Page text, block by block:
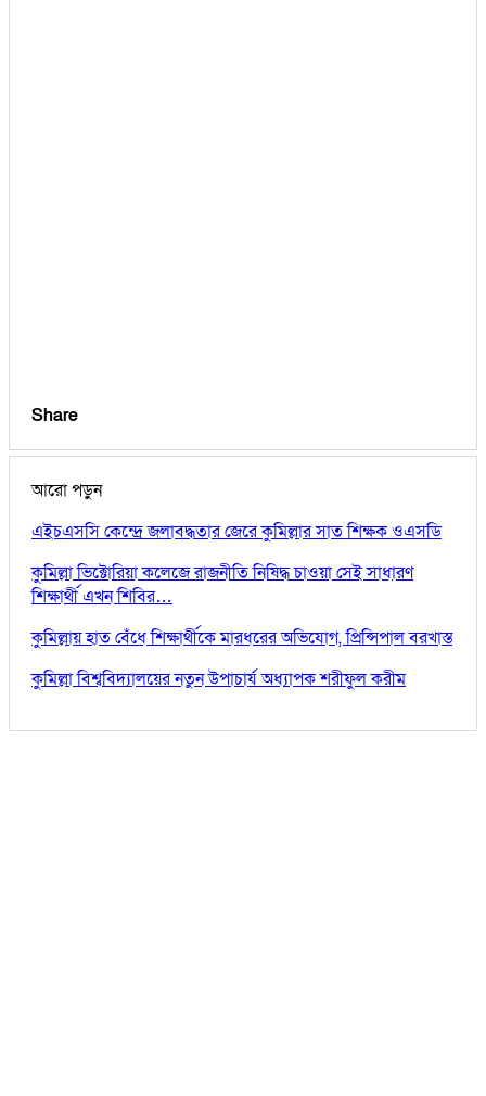
Share
আরো পড়ুন
এইচএসসি কেন্দ্রে জলাবদ্ধতার জেরে কুমিল্লার সাত শিক্ষক ওএসডি
কুমিল্লা ভিক্টোরিয়া কলেজে রাজনীতি নিষিদ্ধ চাওয়া সেই সাধারণ
শিক্ষার্থী এখন শিবির…
কুমিল্লায় হাত বেঁধে শিক্ষার্থীকে মারধরের অভিযোগ, প্রিন্সিপাল বরখাস্ত
কুমিল্লা বিশ্ববিদ্যালয়ের নতুন উপাচার্য অধ্যাপক শরীফুল করীম